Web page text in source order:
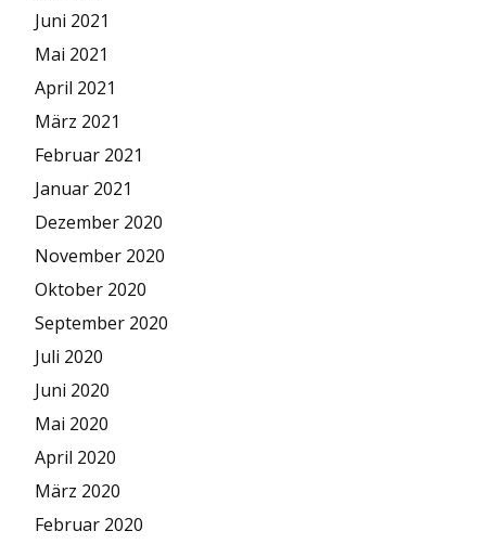
Juni 2021
Mai 2021
April 2021
März 2021
Februar 2021
Januar 2021
Dezember 2020
November 2020
Oktober 2020
September 2020
Juli 2020
Juni 2020
Mai 2020
April 2020
März 2020
Februar 2020